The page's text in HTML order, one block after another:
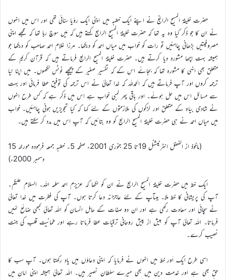
حضرت خلیفۃ المسیح الرابعؒ نے اپنے ایک خطبہ میں اپنی ایک رؤیا سنائی تھی اور اس میں انہوں
نے ان کا جو ذکر کیا وہ یہ تھا کہ حضرت خلیفۃ المسیح الرابع کہتے ہیں کہ مَیں سوچ رہا تھا کہ مجھے اپنی
مصروفیتیں بڑھانی چاہئیں تو رات کو خواب میں میاں احمد کو دیکھا۔ مرزا غلام احمد صاحب کو دیکھا جو
ہمیشہ بہت اچھا مشورہ دیا کرتے ہیں۔ حضرت خلیفۃ المسیح الرابع فرماتے ہیں کہ قرآن کریم کے
متعلق بھی انہی کا مشورہ تھا کہ بجائے اس کے کہ تفسیر صغیر کے پیچھے نوٹس لکھوں۔ میں اپنا نیا
ترجمہ کروں اور آپ فرماتے ہیں کہ الحمدللہ کہ خدا تعالیٰ نے اس ترجمہ کی توفیق عطا فرمائی اور بہت
سے مسائل اس میں حل ہوئے۔ اور باقی پھر لمبی خواب ہے اس میں ذکر ہے کہ کس طرح انہوں
نے شادی بیاہ کے متعلق اور لڑکوں کی ملازمتوں کے لئے کہا کہ کیا تجویزیں ہونی چاہئیں۔ خواب
میں میاں احمد نے ہی حضرت خلیفۃ المسیح الرابع کو وہ بتائیں کہ آپ اس میں مدد کر سکتے ہیں۔
(ماخوذ از الفضل انٹرنیشنل 19تا 25 جنوری 2001ء صفحہ 5۔ خطبہ جمعہ فرمودہ مورخہ 15
دسمبر 2000ء)
ایک خط میں حضرت خلیفۃ المسیح الرابع نے ان کو لکھا کہ عزیزم احمد سلمہ اللہ۔ السلام علیکم۔
آپ کی پریشانی کا خط ملا۔ میںآپ کے لئے عاجزانہ دعا کرتا ہوں۔ آپ کی فطرت میں خدا تعالیٰ
نے سچائی اور سعادت رکھی ہے اور ان دو صفات کے حامل انسان کو اللہ تعالیٰ کبھی ضائع نہیں
فرماتا۔ اللہ تعالیٰ آپ کو بیش از پیش روحانی ترقیات عطا فرماتا رہے اور طمانیت قلب کی جنت
نصیب کرے۔
اسی طرح ایک اَور خط میں انہوں نے فرمایا کہ اپنی دعاؤں میں یاد رکھتا ہوں۔ آپ سب کا
حق بھی ہے اور خدمت دین میں بھی میرے سلطان نصیر ہیں۔ اللہ تعالیٰ ہمیشہ اپنی امان میں